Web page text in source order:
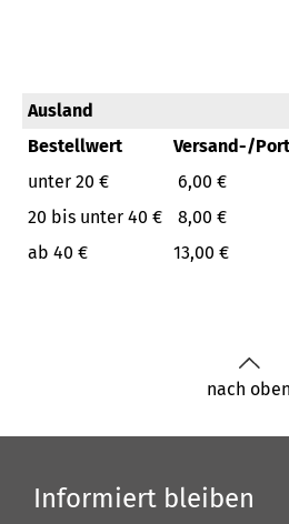
Ausland
Bestellwert
Versand-/
unter 20 €
6,00 €
20 bis unter 40 €
8,00 €
ab 40 €
13,00 €
nach oben
Informiert bleiben